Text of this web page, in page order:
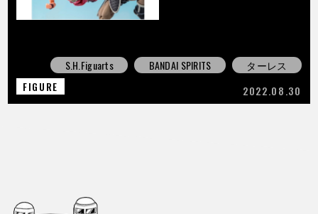
S.H.Figuarts BANDAI SPIRITS
ターレス
FIGURE
2022.08.30